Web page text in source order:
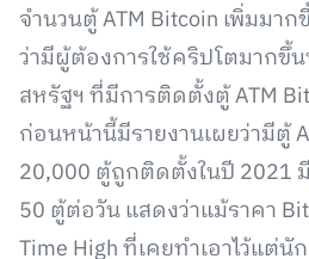
จำนวนตู้ ATM Bitcoin เพิ่มมา
ว่ามีผู้ต้องการใช้คริปโตมากขึ้น
สหรัฐฯ ที่มีการติดตั้งตู้ ATM
ก่อนหน้านี้มีรายงานเผยว่ามีตู้
20,000 ตู้ถูกติดตั้งในปี 2021
50 ตู้ต่อวัน แสดงว่าแม้ราคา
Time High ที่เคยทำเอาไว้แต่